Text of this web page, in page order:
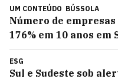
UM CONTEÚDO BÚSSOLA
Número de
176% em 10 anos em
ESG
Sul e Sudeste sob